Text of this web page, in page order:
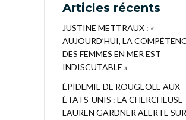
Articles récents
JUSTINE METTRAUX : «
AUJOURD’HUI, LA
DES FEMMES EN MER EST
INDISCUTABLE »
ÉPIDEMIE DE ROUGEOLE AUX
ÉTATS-UNIS : LA CHERCHEUSE
LAUREN GARDNER ALERTE